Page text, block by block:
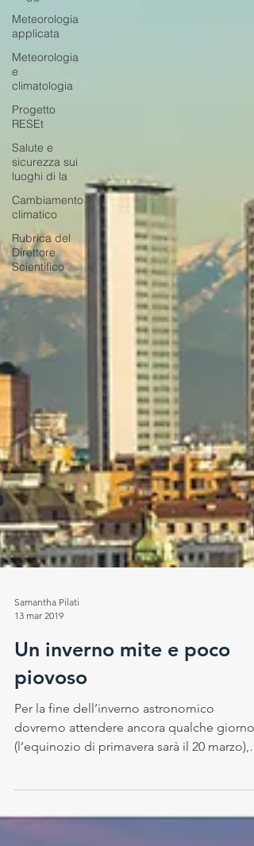
Meteorologia
applicata
Meteorologia
e
climatologia
Progetto
RESEt
Salute e
sicurezza sui
luoghi di la
Cambiamento
climatico
Rubrica del
Direttore
Scientifico
13 mar 2019
Un inverno mite e poco
piovoso
Per la fine dell’inverno astronomico
dovremo attendere ancora qualche giorno
tuttavia, dal...